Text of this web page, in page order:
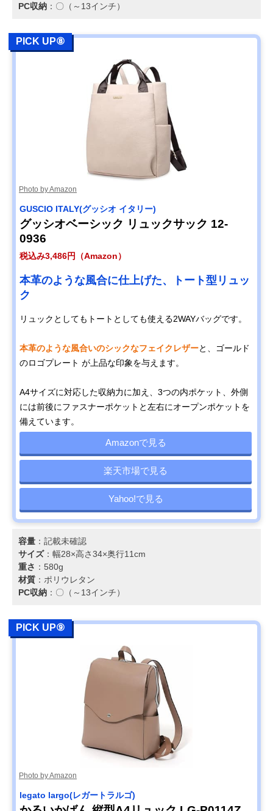
PC収納 ：〇（～13インチ）
PICK UP⑧
Photo by Amazon
GUSCIO ITALY(グッシオ イタリー)
グッシオベーシック リュックサック 12-
0936
税込み3,486円（Amazon）
本革のような風合に仕上げた、トート型リュッ
ク
リュックとしてもトートとしても使える2WAYバッグです。
本革のような風合いのシックなフェイクレザーと、ゴールド
のロゴプレート が上品な印象を与えます。
A4サイズに対応した収納力に加え、3つの内ポケット、外側
には前後にファスナーポケットと左右にオープンポケットを
備えています。
Amazonで見る
楽天市場で見る
Yahoo!で見る
容量 ：記載未確認
サイズ：幅28×高さ34×奥行11cm
重さ ：580g
材質 ：ポリウレタン
PC収納 ：〇（～13インチ）
PICK UP⑨
Photo by Amazon
legato largo(レガートラルゴ)